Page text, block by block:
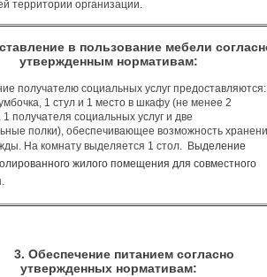
территории организации.
в пользование мебели
утвержденным нормативам:
получателю социальных услуг
1 стул и 1 место в шкафу (не менее 2
1 получателя социальных услуг и две
полки), обеспечивающее возможность
На комнату выделяется 1 стол. Выделение
жилого помещения для совместного
3. Обеспечение питанием согласно
утвержденных нормативам: